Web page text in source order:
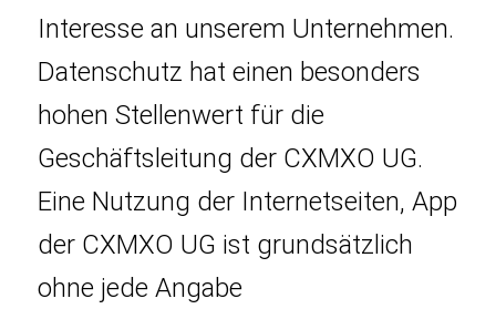
Interesse an unserem Unternehmen.
Datenschutz hat einen besonders
hohen Stellenwert für die
Geschäftsleitung der CXMXO UG.
Eine Nutzung der Internetseiten, App
der CXMXO UG ist grundsätzlich
ohne jede Angabe